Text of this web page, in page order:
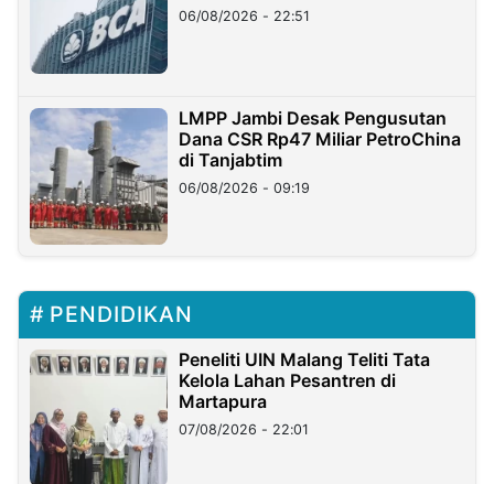
06/08/2026 - 22:51
LMPP Jambi Desak Pengusutan
Dana CSR Rp47 Miliar PetroChina
di Tanjabtim
06/08/2026 - 09:19
PENDIDIKAN
Peneliti UIN Malang Teliti Tata
Kelola Lahan Pesantren di
Martapura
07/08/2026 - 22:01